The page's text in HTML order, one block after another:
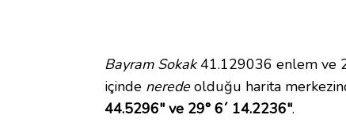
Bayram Sokak41.129036 enlem ve
içinde neredeolduğu harita
44.5296" ve 29° 6´ 14.2236".